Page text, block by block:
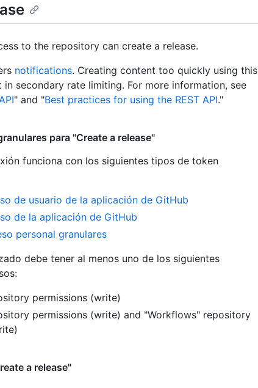
to the repository can create a release.
notifications. Creating content too quickly using this
in secondary rate limiting. For more information, see
" and "Best practices for using the REST API."
para "Create a release"
funciona con los siguientes tipos de token
de usuario de la aplicación de GitHub
de la aplicación de GitHub
personal granulares
debe tener al menos uno de los siguientes
permissions (write)
permissions (write) and "Workflows" repository
a release"